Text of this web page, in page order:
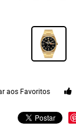
aos Favoritos